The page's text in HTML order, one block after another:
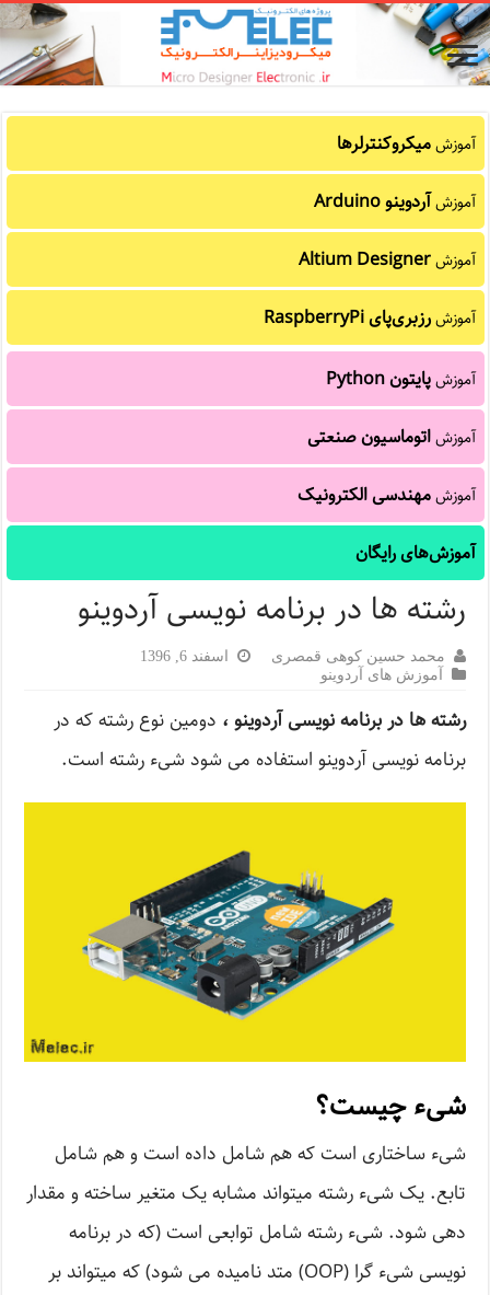
آموزشمیکروکنترلرها
آموزشآردوینو Arduino
آموزشAltium Designer
آموزشرزبری‌پای RaspberryPi
آموزشپایتون Python
آموزشاتوماسیون صنعتی
آموزشمهندسی الکترونیک
آموزش‌های رایگان
رشته‌ ها در برنامه نویسی آردوینو
محمد حسین کوهی قمصری
اسفند 6, 1396
آموزش های آردوینو
رشته‌ ها در برنامه نویسی آردوینو ، دومین نوع رشته که در
برنامه نویسی آردوینو استفاده می شود شیء رشته است.
شیء چیست؟
شیء ساختاری است که هم شامل داده است و هم شامل
تابع. یک شیء رشته میتواند مشابه یک متغیر ساخته و مقدار
دهی شود. شیء رشته شامل توابعی است (که در برنامه
نویسی شیء گرا (OOP) متد نامیده می شود) که میتواند بر